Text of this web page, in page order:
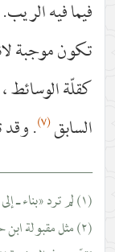
فيما فيه
تكون موجبة
كقلّة الوسائط ،
السابق(٧) .
(١) لم ترد «بناء ـ إلى ـ الأفقه به» في (ظ).
(٢) مثل مقبولة